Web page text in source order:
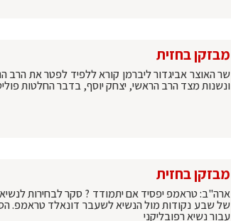
מבזקן בחזית
שר האוצר אביגדור ליברמן קורא ללפיד לפטר את הרב
ונשנות מצד הרב הראשי, יצחק יוסף, בדבר החלטות
מבזקן בחזית
של שבע נקודות מול הנשיא לשעבר דונאלד טראמפ.
עבור נשיא רפובליקני